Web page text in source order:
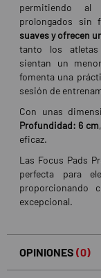
permitiendo al
prolongados sin
suaves y ofrecen
tanto los atletas
sientan un
fomenta una
sesión de
Con unas
Profundidad: 6 cm
eficaz.
Las Focus Pads
perfecta para
proporcionando
excepcional.
OPINIONES (0)